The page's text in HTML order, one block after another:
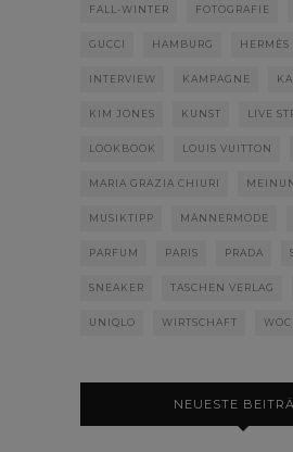
FALL-WINTER FOTOGRAFIE
GUCCI HAMBURG HERMÈS
INTERVIEW KAMPAGNE
KIM JONES KUNST LIVE
LOOKBOOK LOUIS VUITTON
MARIA GRAZIA CHIURI
MUSIKTIPP MÄNNERMODE
PARFUM PARIS PRADA
SNEAKER TASCHEN VERLAG
UNIQLO WIRTSCHAFT
NEUESTE